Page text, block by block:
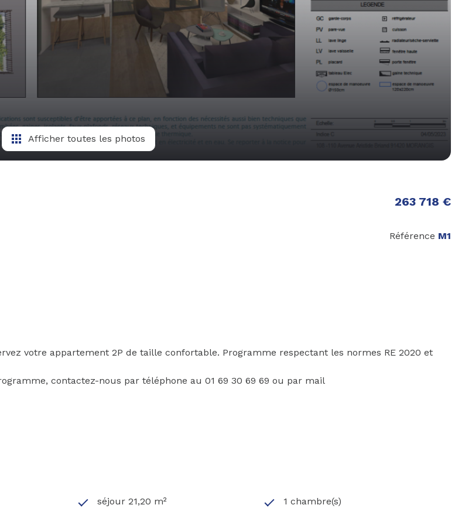
Afficher toutes les photos
263 718 €
Référence M1
votre appartement 2P de taille confortable. Programme respectant les normes RE 2020 et
contactez-nous par téléphone au 01 69 30 69 69 ou par mail
séjour 21,20 m² 1 chambre(s)